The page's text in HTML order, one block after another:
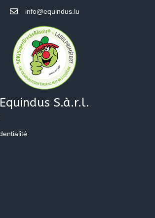
info@equindus.lu
Equindus S.à.r.l.